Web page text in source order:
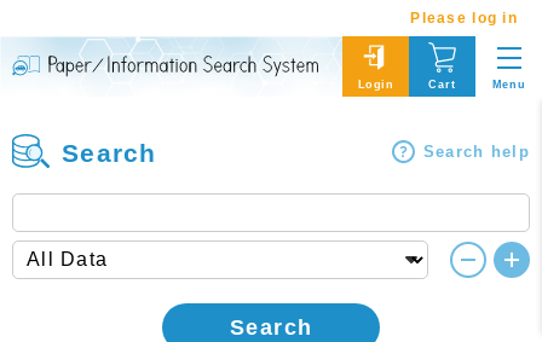
Please log in
Login Cart Menu
Search Search help
Search